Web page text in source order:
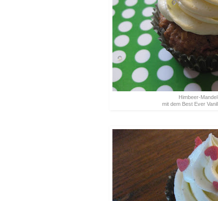
Himbeer-
mit dem Best Ever